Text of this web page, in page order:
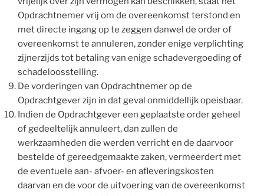
Opdrachtnemer vrij om de overeenkomst terstond en
met directe ingang op te zeggen danwel de order of
overeenkomst te annuleren, zonder enige verplichting
zijnerzijds tot betaling van enige schadevergoeding of
schadeloosstelling.
De vorderingen van Opdrachtnemer op de
Opdrachtgever zijn in dat geval onmiddellijk opeisbaar.
Indien de Opdrachtgever een geplaatste order geheel
of gedeeltelijk annuleert, dan zullen de
werkzaamheden die werden verricht en de daarvoor
bestelde of gereedgemaakte zaken, vermeerdert met
de eventuele aan- afvoer- en afleveringskosten
daarvan en de voor de uitvoering van de overeenkomst